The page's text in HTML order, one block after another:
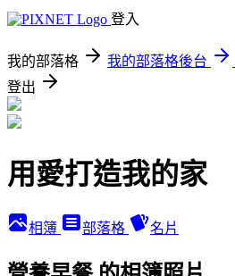
登入
我的部落格 我的部落格後台
登出
用愛打造我的家
相簿 部落格 名片